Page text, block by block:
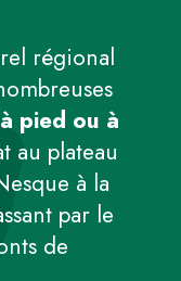
régional
pied ou à
au plateau
à la
par le
de